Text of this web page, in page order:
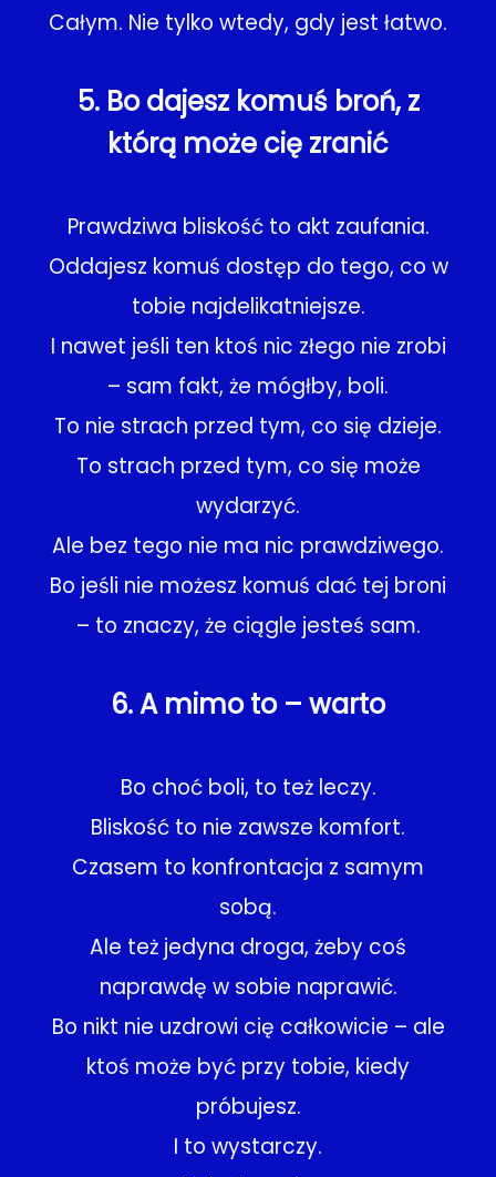
Całym. Nie tylko wtedy, gdy jest łatwo.
5. Bo dajesz komuś broń, z
którą może cię zranić
Prawdziwa bliskość to akt zaufania.
Oddajesz komuś dostęp do tego, co w
tobie najdelikatniejsze.
I nawet jeśli ten ktoś nic złego nie zrobi
– sam fakt, że mógłby, boli.
To nie strach przed tym, co się dzieje.
To strach przed tym, co się może
wydarzyć.
Ale bez tego nie ma nic prawdziwego.
Bo jeśli nie możesz komuś dać tej broni
– to znaczy, że ciągle jesteś sam.
6. A mimo to – warto
Bo choć boli, to też leczy.
Bliskość to nie zawsze komfort.
Czasem to konfrontacja z samym
sobą.
Ale też jedyna droga, żeby coś
naprawdę w sobie naprawić.
Bo nikt nie uzdrowi cię całkowicie – ale
ktoś może być przy tobie, kiedy
próbujesz.
I to wystarczy.